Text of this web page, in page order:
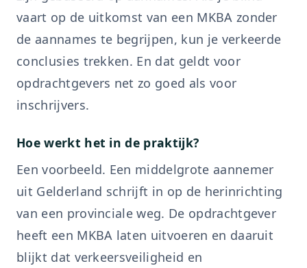
vaart op de uitkomst van een MKBA zonder
de aannames te begrijpen, kun je verkeerde
conclusies trekken. En dat geldt voor
opdrachtgevers net zo goed als voor
inschrijvers.
Hoe werkt het in de praktijk?
Een voorbeeld. Een middelgrote aannemer
uit Gelderland schrijft in op de herinrichting
van een provinciale weg. De opdrachtgever
heeft een MKBA laten uitvoeren en daaruit
blijkt dat verkeersveiligheid en